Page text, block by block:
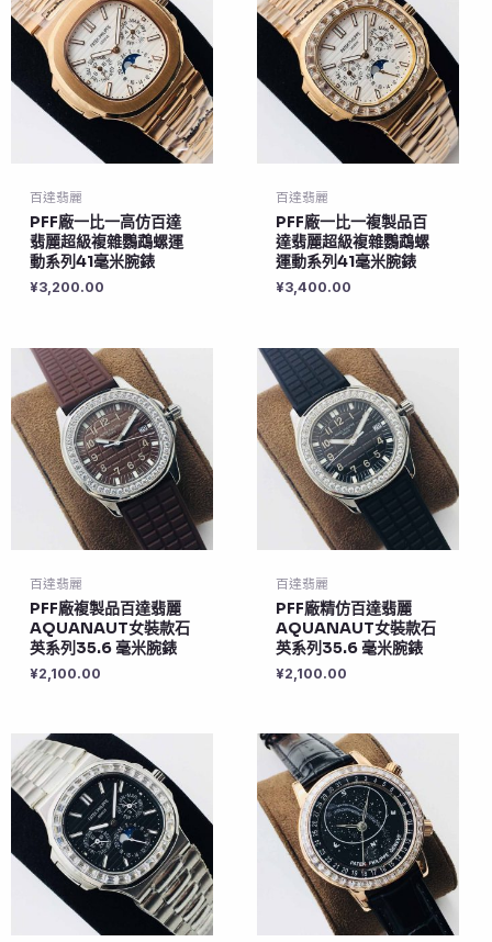
百達翡麗
PFF廠一比一高仿百達
翡麗超級複雜鸚鵡螺運
動系列41毫米腕錶
¥3,200.00
百達翡麗
PFF廠一比一複製品百
達翡麗超級複雜鸚鵡螺
運動系列41毫米腕錶
¥3,400.00
百達翡麗
PFF廠複製品百達翡麗
AQUANAUT女裝款石
英系列35.6 毫米腕錶
¥2,100.00
百達翡麗
PFF廠精仿百達翡麗
AQUANAUT女裝款石
英系列35.6 毫米腕錶
¥2,100.00